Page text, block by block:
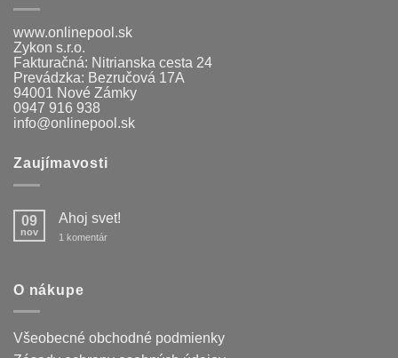
www.onlinepool.sk
Zykon s.r.o.
Fakturačná: Nitrianska cesta 24
Prevádzka: Bezručová 17A
94001 Nové Zámky
0947 916 938
info@onlinepool.sk
Zaujímavosti
09
nov
Ahoj svet!
1 komentárna
O nákupe
Všeobecné obchodné podmienky